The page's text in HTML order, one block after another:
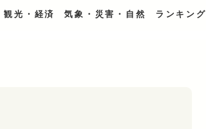
観光・経済 気象・災害・自然 ランキング